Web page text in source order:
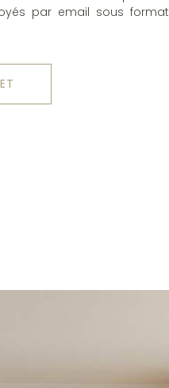
par email sous format